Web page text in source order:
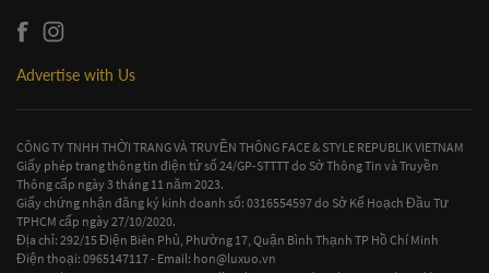
Advertise with Us
CÔNG TY TNHH THỜI TRANG VÀ TRUYỀN THÔNG FACE & STYLE REPUBLIK VIETNAM
Giấy phép trang thông tin điện tử số 24/GP-STTTT do Sở Thông Tin và Truyền
Thông cấp ngày 3 tháng 11 năm 2023.
Giấy chứng nhận đăng ký kinh doanh số: 0316554597 do Sở Kế Hoạch Đầu Tư
TPHCM cấp ngày 27/10/2020.
Địa chỉ: 292/15 Điện Biên Phủ, Phường 17, Quận Bình Thạnh TP Hồ Chí Minh
Điện thoại: 0965147117 - Email: hon@luxuo.vn